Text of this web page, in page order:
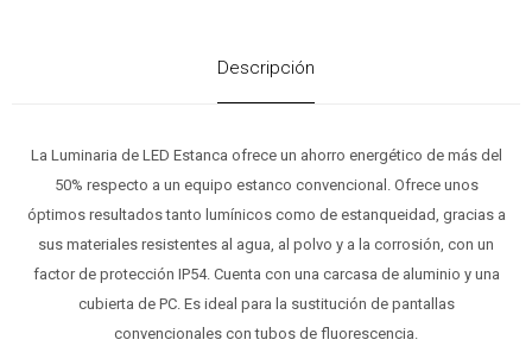
Descripción
La Luminaria de LED Estanca ofrece un ahorro energético de más del
50% respecto a un equipo estanco convencional. Ofrece unos
óptimos resultados tanto lumínicos como de estanqueidad, gracias a
sus materiales resistentes al agua, al polvo y a la corrosión, con un
factor de protección IP54. Cuenta con una carcasa de aluminio y una
cubierta de PC. Es ideal para la sustitución de pantallas
convencionales con tubos de fluorescencia.